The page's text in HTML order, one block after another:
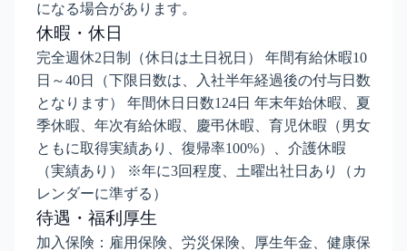
になる場合があります。
休暇・休日
完全週休2日制（休日は土日祝日） 年間有給休暇10
日～40日（下限日数は、入社半年経過後の付与日数
となります） 年間休日日数124日 年末年始休暇、夏
季休暇、年次有給休暇、慶弔休暇、育児休暇（男女
ともに取得実績あり、復帰率100%）、介護休暇
（実績あり） ※年に3回程度、土曜出社日あり（カ
レンダーに準ずる）
待遇・福利厚生
加入保険：雇用保険、労災保険、厚生年金、健康保